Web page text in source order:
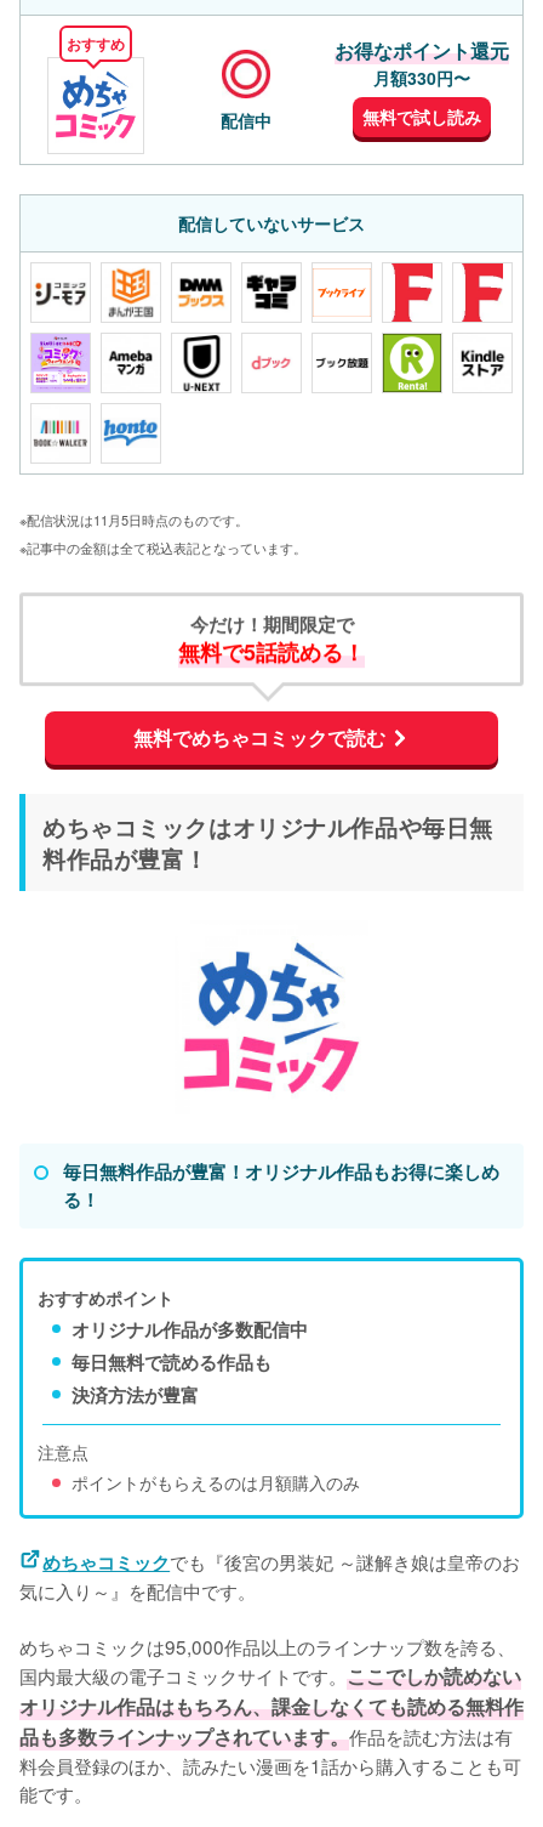
おすすめ
配信中
お得なポイント還元
月額330円〜
無料で試し読み
配信していないサービス
※配信状況は11月5日時点のものです。
※記事中の金額は全て税込表記となっています。
今だけ！期間限定で
無料で5話読める！
無料でめちゃコミックで読む
めちゃコミックはオリジナル作品や毎日無
料作品が豊富！
毎日無料作品が豊富！オリジナル作品もお得に楽しめ
る！
おすすめポイント
オリジナル作品が多数配信中
毎日無料で読める作品も
決済方法が豊富
注意点
ポイントがもらえるのは月額購入のみ
めちゃコミックでも『後宮の男装妃 ～謎解き娘は皇帝のお
気に入り～』を配信中です。
めちゃコミックは95,000作品以上のラインナップ数を誇る、
国内最大級の電子コミックサイトです。 ここでしか読めない
オリジナル作品はもちろん、課金しなくても読める無料作
品も多数ラインナップされています。作品を読む方法は有
料会員登録のほか、読みたい漫画を1話から購入することも可
能です。